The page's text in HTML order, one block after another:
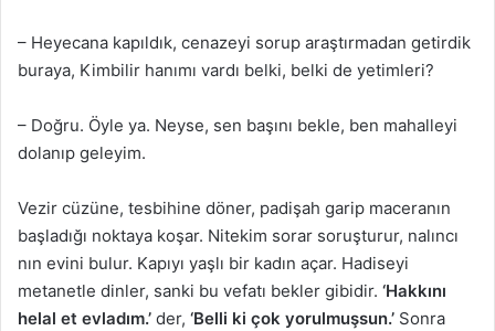
– Heyecana kapıldık, cenazeyi sorup araştırmadan getirdik
buraya, Kimbilir hanımı vardı belki, belki de yetimleri?
– Doğru. Öyle ya. Neyse, sen başını bekle, ben mahalleyi
dolanıp geleyim.
Vezir cüzüne, tesbihine döner, padişah garip maceranın
başladığı noktaya koşar. Nitekim sorar soruşturur, nalıncı
nın evini bulur. Kapıyı yaşlı bir kadın açar. Hadiseyi
metanetle dinler, sanki bu vefatı bekler gibidir. ‘Hakkını
helal et evladım.’ der, ‘Belli ki çok yorulmuşsun.’ Sonra